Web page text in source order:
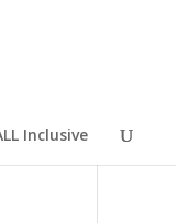
Inclusive